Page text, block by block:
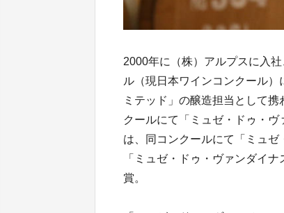
2000年に（株）アルプスに入
ル（現日本ワインコンクール
ミテッド」の醸造担当として
クールにて「ミュゼ・ドゥ・
は、同コンクールにて「ミュ
「ミュゼ・ドゥ・ヴァンダイ
賞。